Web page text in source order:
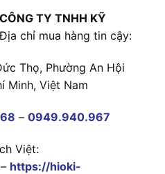
CÔNG TY TNHH KỸ
chỉ mua hàng tin cậy:
Thọ, Phường An Hội
Minh, Việt Nam
– 0949.940.967
Việt:
– https://hioki-